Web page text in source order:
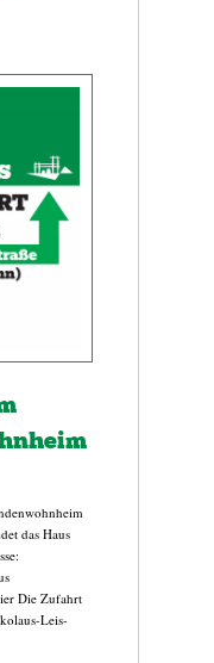
das Haus
Die Zufahrt
Leis-